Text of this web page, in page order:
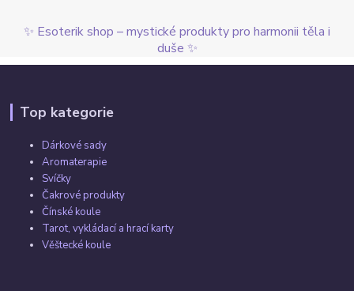
✨ Esoterik shop – mystické produkty pro harmonii těla i
duše ✨
Top kategorie
Dárkové sady
Aromaterapie
Svíčky
Čakrové produkty
Čínské koule
Tarot, vykládací a hrací karty
Věštecké koule